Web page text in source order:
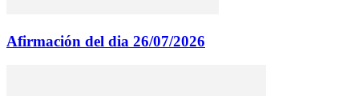
Afirmación del dia 26/07/2026